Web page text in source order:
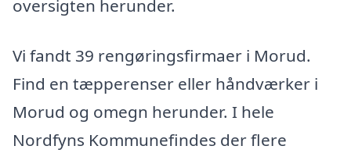
oversigten herunder.
Vi fandt 39 rengøringsfirmaer i Morud.
Find en tæpperenser eller håndværker i
Morud og omegn herunder. I hele
Nordfyns Kommunefindes der flere